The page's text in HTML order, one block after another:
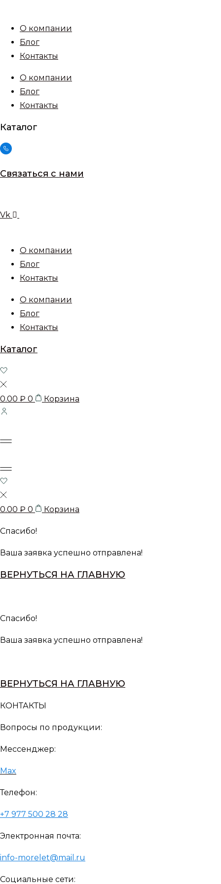
содержимому
О компании
Блог
Контакты
О компании
Блог
Контакты
Каталог
Связаться с нами
Vk
О компании
Блог
Контакты
О компании
Блог
Контакты
Каталог
0.00 ₽ 0 Корзина
0.00 ₽ 0 Корзина
Спасибо!
Ваша заявка успешно отправлена!
ВЕРНУТЬСЯ НА ГЛАВНУЮ
Спасибо!
Ваша заявка успешно отправлена!
ВЕРНУТЬСЯ НА ГЛАВНУЮ
КОНТАКТЫ
Вопросы по продукции:
Мессенджер:
Max
Телефон:
+7 977 500 28 28
Электронная почта:
info-morelet@mail.ru
Социальные сети: